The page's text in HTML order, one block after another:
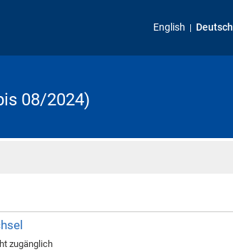
English Deutsch
08/2024)
zugänglich